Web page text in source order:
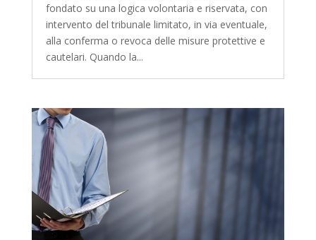
fondato su una logica volontaria e riservata, con
intervento del tribunale limitato, in via eventuale,
alla conferma o revoca delle misure protettive e
cautelari. Quando la...